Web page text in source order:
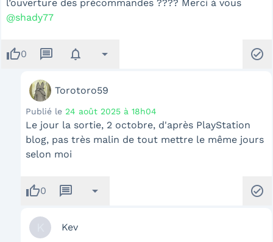
l’ouverture des précommandes ???? Merci à vous
@shady77
thumb_up0 message notifications arrow_drop_down check_circle
Torotoro59
Publié le 24 août 2025 à 18h04
Le jour la sortie, 2 octobre, d'après PlayStation
blog, pas très malin de tout mettre le même jours
selon moi
thumb_up0 message arrow_drop_down check_circle
Kev